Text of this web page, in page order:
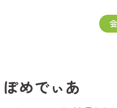
ぽめでぃあ